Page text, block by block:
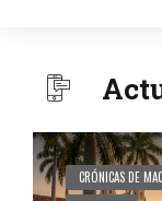
CRÓNICAS DE